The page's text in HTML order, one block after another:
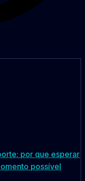
por que esperar
possível